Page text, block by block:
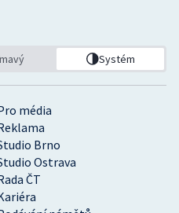
média
Brno
Ostrava
ČT
Systém